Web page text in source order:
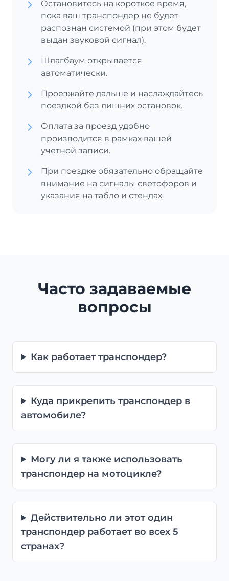
Остановитесь на короткое время,
пока ваш транспондер не будет
распознан системой (при этом будет
выдан звуковой сигнал).
Шлагбаум открывается
автоматически.
Проезжайте дальше и наслаждайтесь
поездкой без лишних остановок.
Оплата за проезд удобно
производится в рамках вашей
учетной записи.
При поездке обязательно обращайте
внимание на сигналы светофоров и
указания на табло и стендах.
Часто задаваемые
вопросы
Как работает транспондер?
Куда прикрепить транспондер в
автомобиле?
Могу ли я также использовать
транспондер на мотоцикле?
Действительно ли этот один
транспондер работает во всех 5
странах?